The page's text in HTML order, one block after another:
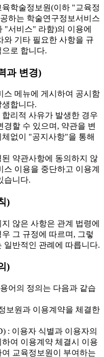
학술정보원(이하 "교육정
하는 학술연구정보서비스
"서비스" 라함)의 이용에
와 기타 필요한 사항을 규
로 합니다.
과 변경)
메뉴에 게시하여 공시함
생합니다.
리적 사유가 발생한 경우
경할 수 있으며, 약관을 변
없이 "공지사항"을 통해
약관사항에 동의하지 않
스 이용을 중단하고 이용계
습니다.
)
않은 사항은 관계 법령에
그 규정에 따르며, 그렇
일반적인 관례에 따릅니다.
)
어의 정의는 다음과 같습
보원과 이용계약을 체결한
: 이용자 식별과 이용자의
여 이용계약 체결시 이용
교육정보원이 부여하는